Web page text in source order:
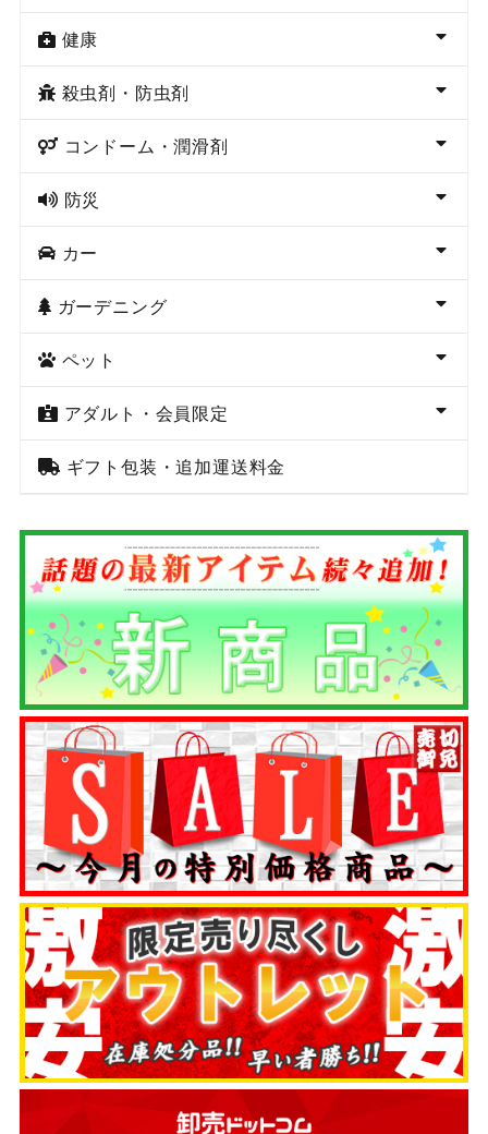
健康
殺虫剤・防虫剤
コンドーム・潤滑剤
防災
カー
ガーデニング
ペット
アダルト・会員限定
ギフト包装・追加運送料金